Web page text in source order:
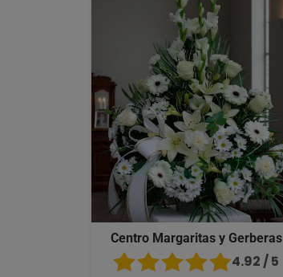
Centro Margaritas y Gerberas
4.92 / 5